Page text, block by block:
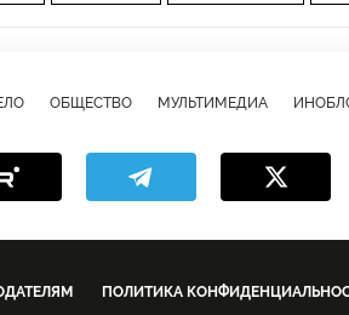
ОБЩЕСТВО МУЛЬТИМЕДИА
ПОЛИТИКА